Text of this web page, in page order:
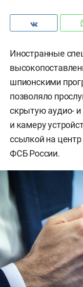
Иностранные
шпионскими
позволяло
скрытую аудио-
и камеру
ссылкой на
ФСБ России.